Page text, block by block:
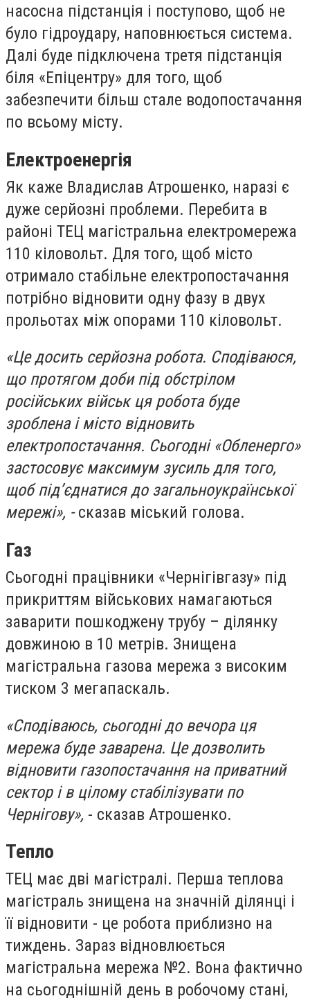
насосна підстанція і поступово, щоб не
було гідроудару, наповнюється система.
Далі буде підключена третя підстанція
біля «Епіцентру» для того, щоб
забезпечити більш стале водопостачання
по всьому місту.
Електроенергія
Як каже Владислав Атрошенко, наразі є
дуже серйозні проблеми. Перебита в
районі ТЕЦ магістральна електромережа
110 кіловольт. Для того, щоб місто
отримало стабільне електропостачання
потрібно відновити одну фазу в двух
прольотах між опорами 110 кіловольт.
«Це досить серйозна робота. Сподіваюся,
що протягом доби під обстрілом
російських військ ця робота буде
зроблена і місто відновить
електропостачання. Сьогодні «Обленерго»
застосовує максимум зусиль для того,
щоб під’єднатися до загальноукраїнської
мережі», -сказав міський голова.
Газ
Сьогодні працівники «Чернігівгазу» під
прикриттям військових намагаються
заварити пошкоджену трубу – ділянку
довжиною в 10 метрів. Знищена
магістральна газова мережа з високим
тиском 3 мегапаскаль.
«Сподіваюсь, сьогодні до вечора ця
мережа буде заварена. Це дозволить
відновити газопостачання на приватний
сектор і в цілому стабілізувати по
Чернігову», - сказав Атрошенко.
Тепло
ТЕЦ має дві магістралі. Перша теплова
магістраль знищена на значній ділянці і
її відновити - це робота приблизно на
тиждень. Зараз відновлюється
магістральна мережа №2. Вона фактично
на сьогоднішній день в робочому стані,